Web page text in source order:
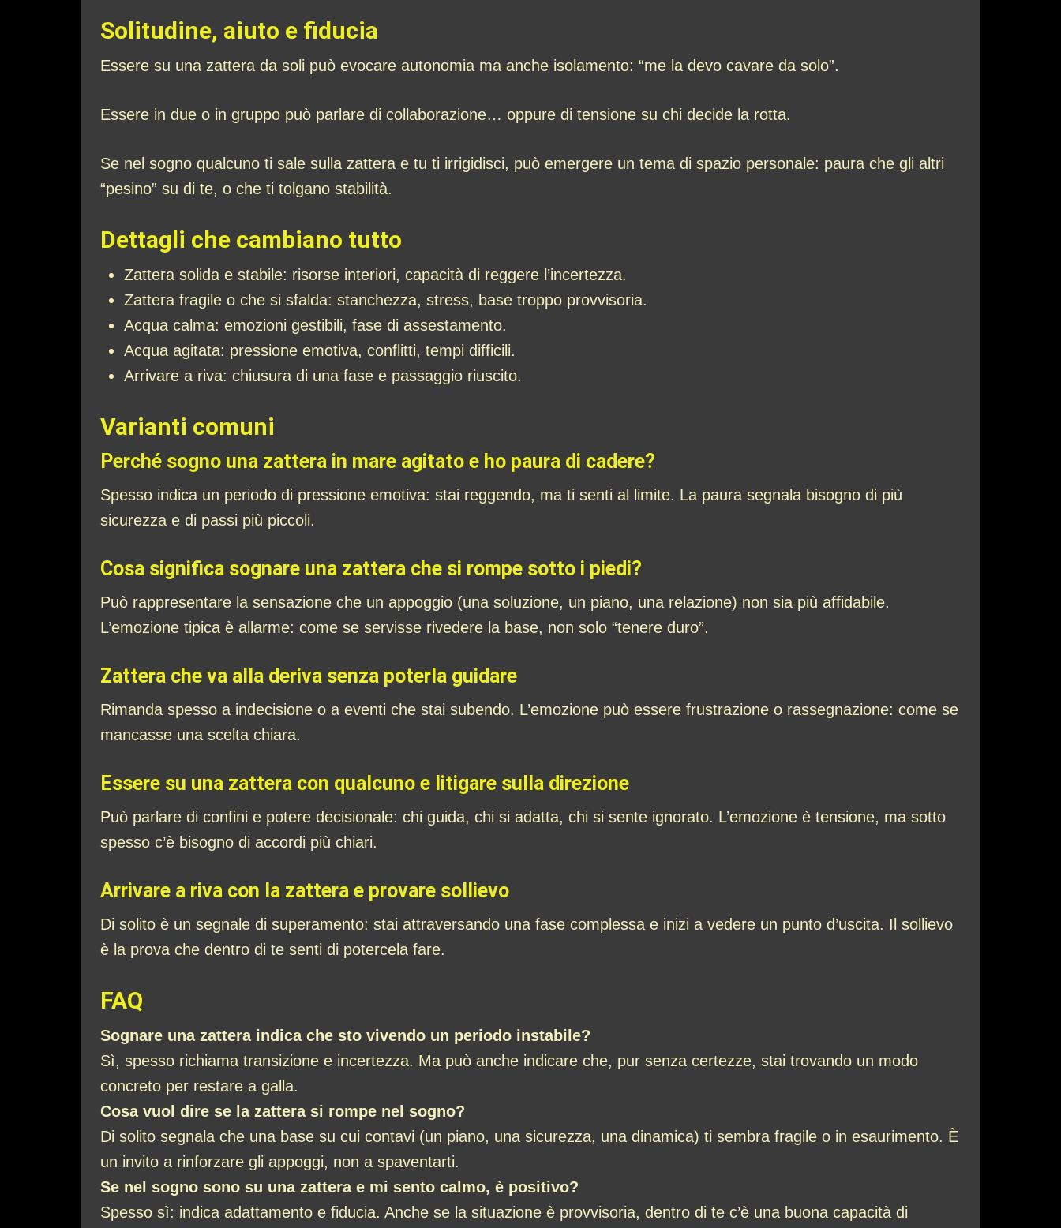
Solitudine, aiuto e fiducia
Essere su una zattera da soli può evocare autonomia ma anche isolamento: “me la devo cavare da solo”.
Essere in due o in gruppo può parlare di collaborazione… oppure di tensione su chi decide la rotta.
Se nel sogno qualcuno ti sale sulla zattera e tu ti irrigidisci, può emergere un tema di spazio personale: paura che gli altri
“pesino” su di te, o che ti tolgano stabilità.
Dettagli che cambiano tutto
Zattera solida e stabile: risorse interiori, capacità di reggere l’incertezza.
Zattera fragile o che si sfalda: stanchezza, stress, base troppo provvisoria.
Acqua calma: emozioni gestibili, fase di assestamento.
Acqua agitata: pressione emotiva, conflitti, tempi difficili.
Arrivare a riva: chiusura di una fase e passaggio riuscito.
Varianti comuni
Perché sogno una zattera in mare agitato e ho paura di cadere?
Spesso indica un periodo di pressione emotiva: stai reggendo, ma ti senti al limite. La paura segnala bisogno di più
sicurezza e di passi più piccoli.
Cosa significa sognare una zattera che si rompe sotto i piedi?
Può rappresentare la sensazione che un appoggio (una soluzione, un piano, una relazione) non sia più affidabile.
L’emozione tipica è allarme: come se servisse rivedere la base, non solo “tenere duro”.
Zattera che va alla deriva senza poterla guidare
Rimanda spesso a indecisione o a eventi che stai subendo. L’emozione può essere frustrazione o rassegnazione: come se
mancasse una scelta chiara.
Essere su una zattera con qualcuno e litigare sulla direzione
Può parlare di confini e potere decisionale: chi guida, chi si adatta, chi si sente ignorato. L’emozione è tensione, ma sotto
spesso c’è bisogno di accordi più chiari.
Arrivare a riva con la zattera e provare sollievo
Di solito è un segnale di superamento: stai attraversando una fase complessa e inizi a vedere un punto d’uscita. Il sollievo
è la prova che dentro di te senti di potercela fare.
FAQ
Sognare una zattera indica che sto vivendo un periodo instabile?
Sì, spesso richiama transizione e incertezza. Ma può anche indicare che, pur senza certezze, stai trovando un modo
concreto per restare a galla.
Cosa vuol dire se la zattera si rompe nel sogno?
Di solito segnala che una base su cui contavi (un piano, una sicurezza, una dinamica) ti sembra fragile o in esaurimento. È
un invito a rinforzare gli appoggi, non a spaventarti.
Se nel sogno sono su una zattera e mi sento calmo, è positivo?
Spesso sì: indica adattamento e fiducia. Anche se la situazione è provvisoria, dentro di te c’è una buona capacità di